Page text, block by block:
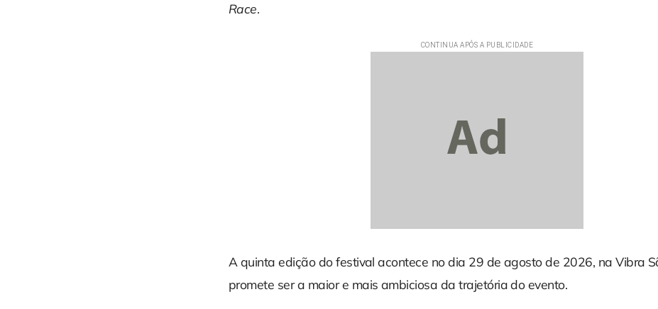
Race.
A quinta edição do festival acontece no dia 29 de agosto de 2026, na Vibra
promete ser a maior e mais ambiciosa da trajetória do evento.